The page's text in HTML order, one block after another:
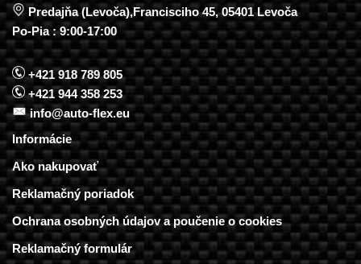
Predajňa (Levoča),Francisciho 45, 05401 Levoča
Po-Pia : 9:00-17:00
+421 918 789 805
+421 944 358 253
info@auto-flex.eu
Informácie
Ako nakupovať
Reklamačný poriadok
Ochrana osobných údajov a poučenie o cookies
Reklamačný formulár